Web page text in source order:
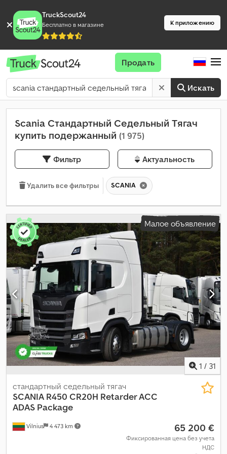
TruckScout24
Бесплатно в магазине К приложению
Искать
Продать
Scania Стандартный Седельный Тягач
купить подержанный (1 975)
Фильтр Актуальность
Удалить все фильтры SCANIA
Малое объявление
1 / 31
Vilnius 4 473 km
стандартный седельный тягач
SCANIA R450 CR20H Retarder ACC
ADAS Package
65 200 €
Фиксированная цена без учета
НДС